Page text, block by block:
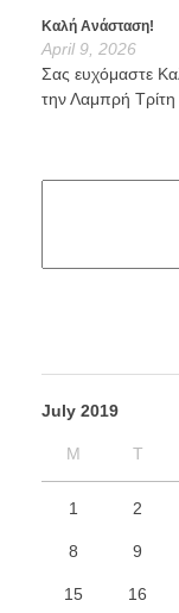
Καλή Ανάσταση!
April 9, 2026
Σας ευχόμαστε
την Λαμπρή Τρίτη
July 2019
M T
1 2
8 9
15 16